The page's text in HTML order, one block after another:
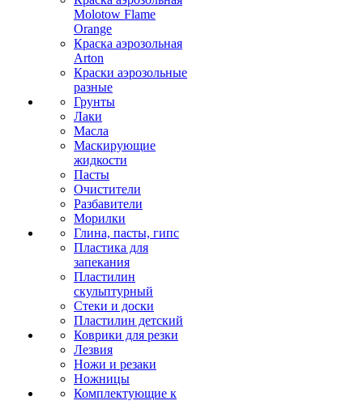
Molotow Flame
Orange
Краска аэрозольная
Arton
Краски аэрозольные
разные
Грунты
Лаки
Масла
Маскирующие
жидкости
Пасты
Очистители
Разбавители
Морилки
Глина, пасты, гипс
Пластика для
запекания
Пластилин
скульптурный
Стеки и доски
Пластилин детский
Коврики для резки
Лезвия
Ножи и резаки
Ножницы
Комплектующие к